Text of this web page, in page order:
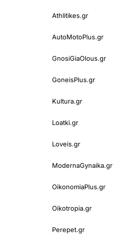
Athlitikes.gr
AutoMotoPlus.gr
GnosiGiaOlous.gr
GoneisPlus.gr
Kultura.gr
Loatki.gr
Loveis.gr
ModernaGynaika.gr
OikonomiaPlus.gr
Oikotropia.gr
Perepet.gr